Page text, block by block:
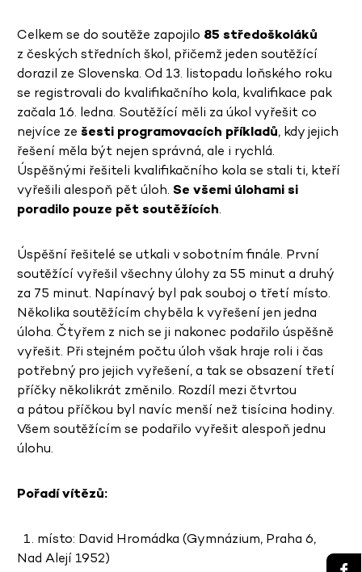
Celkem se do soutěže zapojilo 85 středoškoláků
z českých středních škol, přičemž jeden soutěžící
dorazil ze Slovenska. Od 13. listopadu loňského roku
se registrovali do kvalifikačního kola, kvalifikace pak
začala 16. ledna. Soutěžící měli za úkol vyřešit co
nejvíce ze šesti programovacích příkladů, kdy jejich
řešení měla být nejen správná, ale i rychlá.
Úspěšnými řešiteli kvalifikačního kola se stali ti, kteří
vyřešili alespoň pět úloh. Se všemi úlohami si
poradilo pouze pět soutěžících.
Úspěšní řešitelé se utkali v sobotním finále. První
soutěžící vyřešil všechny úlohy za 55 minut a druhý
za 75 minut. Napínavý byl pak souboj o třetí místo.
Několika soutěžícím chyběla k vyřešení jen jedna
úloha. Čtyřem z nich se ji nakonec podařilo úspěšně
vyřešit. Při stejném počtu úloh však hraje roli i čas
potřebný pro jejich vyřešení, a tak se obsazení třetí
příčky několikrát změnilo. Rozdíl mezi čtvrtou
a pátou příčkou byl navíc menší než tisícina hodiny.
Všem soutěžícím se podařilo vyřešit alespoň jednu
úlohu.
Pořadí vítězů:
1. místo: David Hromádka (Gymnázium, Praha 6,
Nad Alejí 1952)